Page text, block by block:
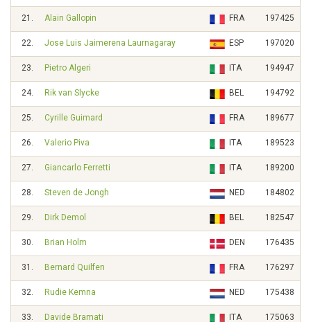
21. Alain Gallopin FRA 197425
22. Jose Luis Jaimerena Laurnagaray ESP 197020
23. Pietro Algeri ITA 194947
24. Rik van Slycke BEL 194792
25. Cyrille Guimard FRA 189677
26. Valerio Piva ITA 189523
27. Giancarlo Ferretti ITA 189200
28. Steven de Jongh NED 184802
29. Dirk Demol BEL 182547
30. Brian Holm DEN 176435
31. Bernard Quilfen FRA 176297
32. Rudie Kemna NED 175438
33. Davide Bramati ITA 175063